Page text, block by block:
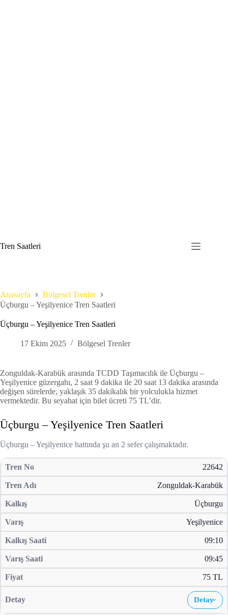
to
content
Tren Saatleri
Anasayfa
Bölgesel Trenler
Üçburgu – Yeşilyenice Tren Saatleri
Üçburgu – Yeşilyenice Tren Saatleri
17 Ekim 2025 Bölgesel Trenler
Zonguldak-Karabük arasında TCDD Taşımacılık ile Üçburgu –
Yeşilyenice güzergahı, 2 saat 9 dakika ile 20 saat 13 dakika arasında
değişen sürelerde, yaklaşık 35 dakikalık bir yolculukla hizmet
vermektedir. Bu seyahat için bilet ücreti 75 TL’dir.
Üçburgu – Yeşilyenice Tren Saatleri
Üçburgu – Yeşilyenice hattında şu an 2 sefer çalışmaktadır.
22642
Zonguldak-Karabük
Üçburgu
Yeşilyenice
09:10
09:45
75 TL
Detay›